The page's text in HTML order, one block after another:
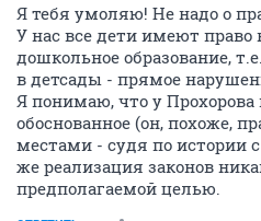
Я тебя умоляю! Не надо о
У нас все дети имеют право
дошкольное образование,
в детсады - прямое
Я понимаю, что у
обоснованное (он, похоже,
местами - судя по истории
же реализация законов
предполагаемой целью.